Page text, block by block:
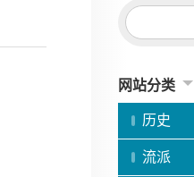
网站分类
历史
流派